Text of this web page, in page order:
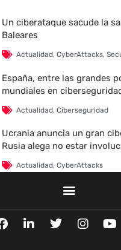
Un ciberataque sacude la
Baleares
Actualidad,CyberAttacks,
España, entre las grandes
mundiales en
Actualidad,Ciberseguridad
Ucrania anuncia un gran
Rusia alega no estar
Actualidad,CyberAttacks
La Universidad Autónoma
Actualidad,CyberAttacks,
F
a
L
i
T
w
I
n
Y
o